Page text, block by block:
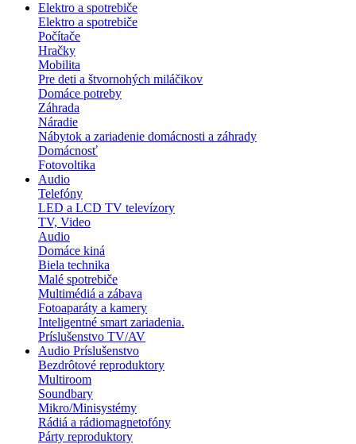
Elektro a spotrebiče
Elektro a spotrebiče
Počítače
Hračky
Mobilita
Pre deti a štvornohých miláčikov
Domáce potreby
Záhrada
Náradie
Nábytok a zariadenie domácnosti a záhrady
Domácnosť
Fotovoltika
Audio
Telefóny
LED a LCD TV televízory
TV, Video
Audio
Domáce kiná
Biela technika
Malé spotrebiče
Multimédiá a zábava
Fotoaparáty a kamery
Inteligentné smart zariadenia.
Príslušenstvo TV/AV
Audio Príslušenstvo
Bezdrôtové reproduktory
Multiroom
Soundbary
Mikro/Minisystémy
Rádiá a rádiomagnetofóny
Párty reproduktory